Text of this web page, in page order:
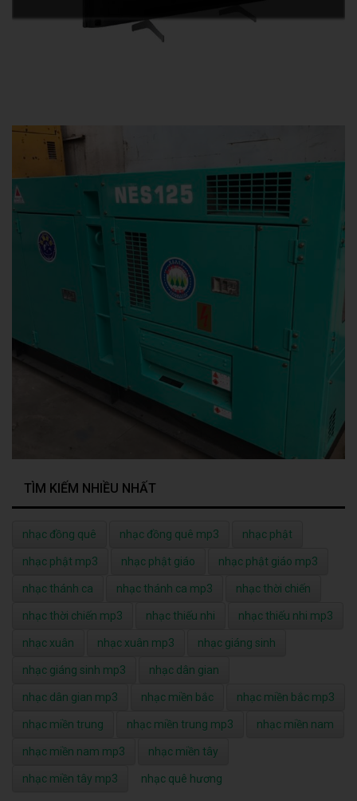
TÌM KIẾM NHIỀU NHẤT
nhạc đồng quê nhạc đồng quê mp3 nhạc phật
nhạc phật mp3 nhạc phật giáo nhạc phật giáo mp3
nhạc thánh ca nhạc thánh ca mp3 nhạc thời chiến
nhạc thời chiến mp3 nhạc thiếu nhi nhạc thiếu nhi mp3
nhạc xuân nhạc xuân mp3 nhạc giáng sinh
nhạc giáng sinh mp3 nhạc dân gian
nhạc dân gian mp3 nhạc miền bắc nhạc miền bắc mp3
nhạc miền trung nhạc miền trung mp3 nhạc miền nam
nhạc miền nam mp3 nhạc miền tây
nhạc miền tây mp3 nhạc quê hương